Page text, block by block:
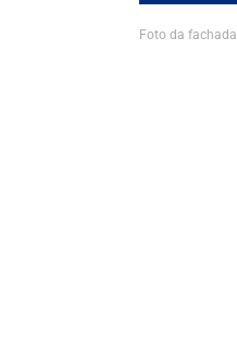
Foto da fachada